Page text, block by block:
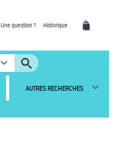
Une question ? Historique
AUTRES RECHERCHES